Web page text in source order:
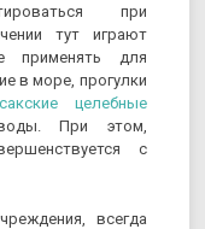
при
тут играют
применять для
в море, прогулки
сакские целебные
При этом,
с
всегда